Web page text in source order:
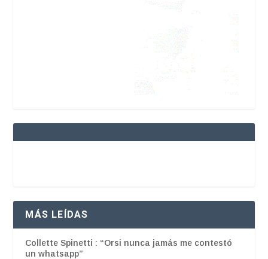
MÁS LEÍDAS
Collette Spinetti : “Orsi nunca jamás me contestó
un whatsapp”